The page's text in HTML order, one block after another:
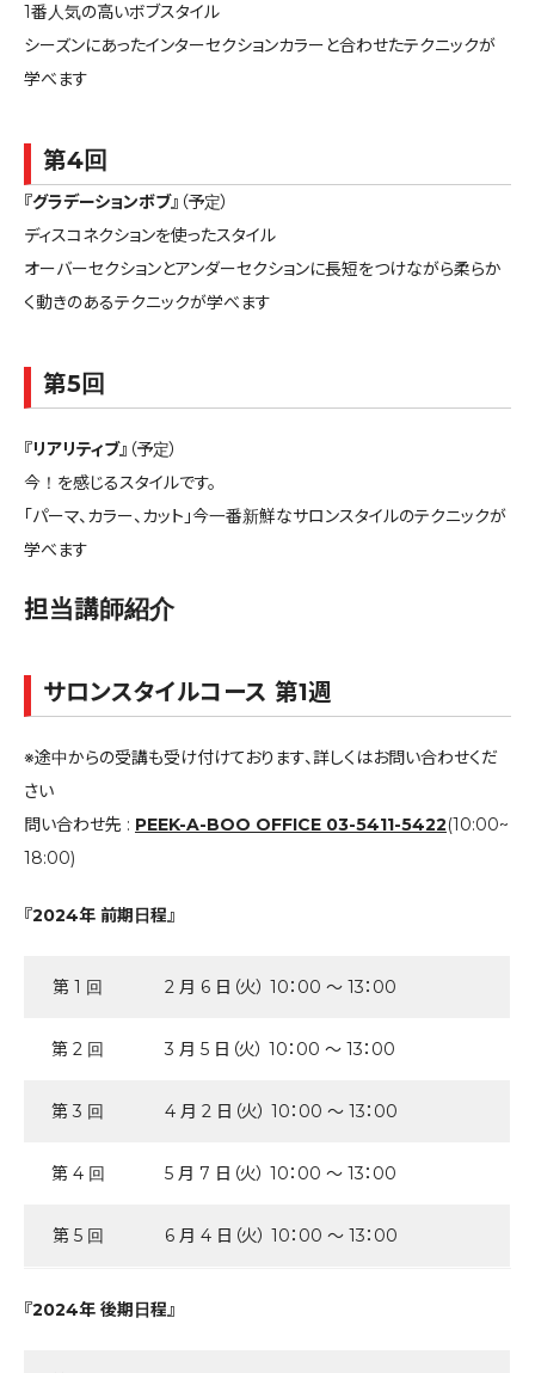
1番人気の高いボブスタイル
シーズンにあったインターセクションカラーと合わせたテクニックが
学べます
第4回
『グラデーションボブ』 （予定）
ディスコネクションを使ったスタイル
オーバーセクションとアンダーセクションに長短をつけながら柔らか
く動きのあるテクニックが学べます
第5回
『リアリティブ』 （予定）
今！を感じるスタイルです。
「パーマ、カラー、カット」今一番新鮮なサロンスタイルのテクニックが
学べます
担当講師紹介
サロンスタイルコース 第1週
※途中からの受講も受け付けております、詳しくはお問い合わせくだ
さい
問い合わせ先 : PEEK-A-BOO OFFICE 03-5411-5422(10:00~
18:00)
『2024年 前期日程』
第 1 回 2 月 6 日（火） 10：00 ～ 13：00
第 2 回 3 月 5 日（火） 10：00 ～ 13：00
第 3 回 4 月 2 日（火） 10：00 ～ 13：00
第 4 回 5 月 7 日（火） 10：00 ～ 13：00
第 5 回 6 月 4 日（火） 10：00 ～ 13：00
『2024年 後期日程』